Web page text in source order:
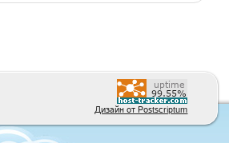
Дизайн от Postscriptum